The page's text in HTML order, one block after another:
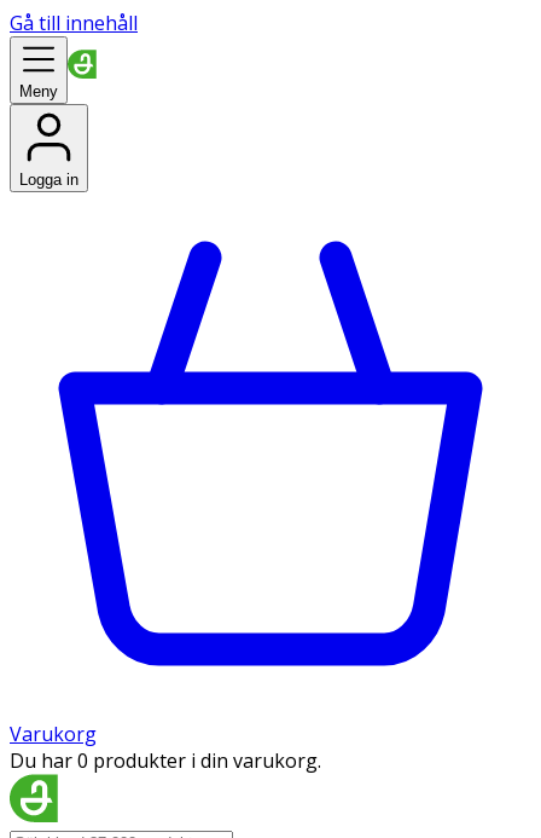
Gå till innehåll
Meny
Logga in
Varukorg
Du har 0 produkter i din varukorg.